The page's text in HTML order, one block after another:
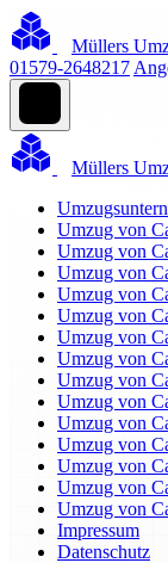
Müllers
01579-2648217
Müllers
Umzug von
Umzug von
Umzug von
Umzug von
Umzug von
Umzug von
Umzug von
Umzug von
Umzug von
Umzug von
Umzug von
Umzug von
Umzug von
Umzug von
Impressum
Datenschutz